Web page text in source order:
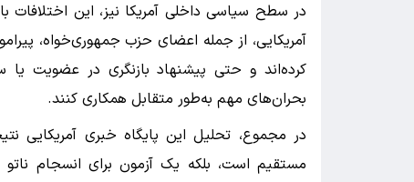
در سطح سیاسی داخلی آمریکا نیز، این
آمریکایی، از جمله اعضای حزب جمهوری‌خواه،
کرده‌اند و حتی پیشنهاد بازنگری در عضویت یا
بحران‌های مهم به‌طور متقابل همکاری کنند.
در مجموع، تحلیل این پایگاه خبری آمریکایی
مستقیم است، بلکه یک آزمون برای انسجام